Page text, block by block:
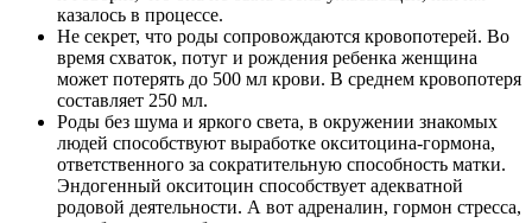
казалось в процессе.
Не секрет, что роды сопровождаются кровопотерей. Во
время схваток, потуг и рождения ребенка женщина
может потерять до 500 мл крови. В среднем кровопотеря
составляет 250 мл.
Роды без шума и яркого света, в окружении знакомых
людей способствуют выработке окситоцина-гормона,
ответственного за сократительную способность матки.
Эндогенный окситоцин способствует адекватной
родовой деятельности. А вот адреналин, гормон стресса,